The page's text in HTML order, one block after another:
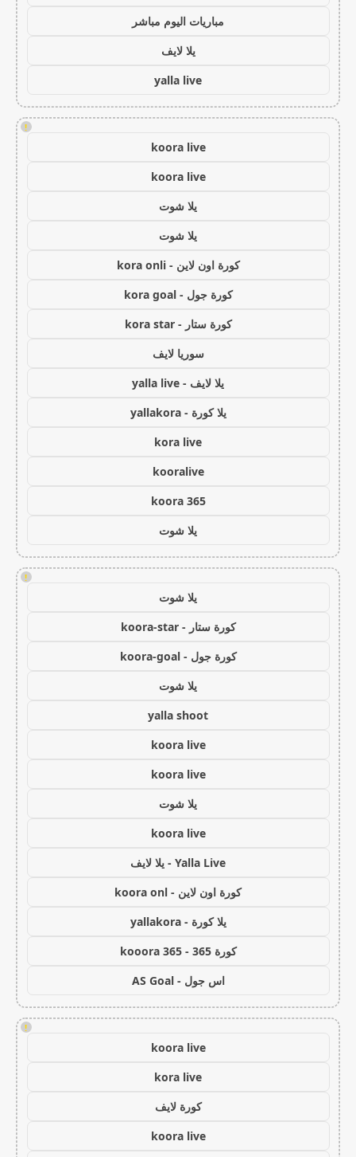
مباريات اليوم مباشر
يلا لايف
yalla live
!
koora live
koora live
يلا شوت
يلا شوت
كورة اون لاين - kora onli
كورة جول - kora goal
كورة ستار - kora star
سوريا لايف
يلا لايف - yalla live
يلا كورة - yallakora
kora live
kooralive
koora 365
يلا شوت
!
يلا شوت
كورة ستار - koora-star
كورة جول - koora-goal
يلا شوت
yalla shoot
koora live
koora live
يلا شوت
koora live
Yalla Live - يلا لايف
كورة اون لاين - koora onl
يلا كورة - yallakora
كورة 365 - kooora 365
اس جول - AS Goal
!
koora live
kora live
كورة لايف
koora live